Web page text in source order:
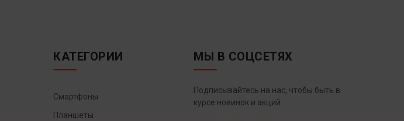
КАТЕГОРИИ
Смартфоны
Планшеты
МЫ В СОЦСЕТЯХ
Подписывайтесь на нас, чтобы быть в
курсе новинок и акций